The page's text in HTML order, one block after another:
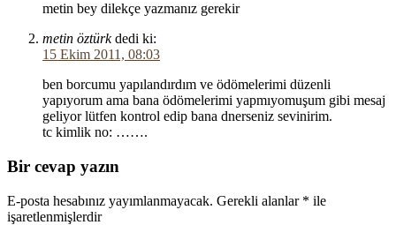
metin bey dilekçe yazmanız gerekir
metin öztürk dedi ki:
15 Ekim 2011, 08:03
ben borcumu yapılandırdım ve ödömelerimi düzenli
yapıyorum ama bana ödömelerimi yapmıyomuşum gibi mesaj
geliyor lütfen kontrol edip bana dnerseniz sevinirim.
tc kimlik no: …….
Bir cevap yazın
E-posta hesabınız yayımlanmayacak. Gerekli alanlar * ile
işaretlenmişlerdir